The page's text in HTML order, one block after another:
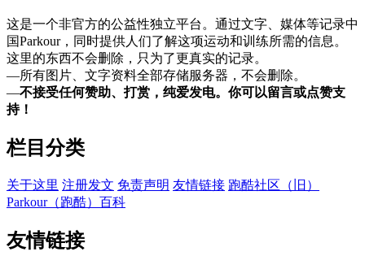
这是一个非官方的公益性独立平台。通过文字、媒体等记录中
国Parkour，同时提供人们了解这项运动和训练所需的信息。
这里的东西不会删除，只为了更真实的记录。
—所有图片、文字资料全部存储服务器，不会删除。
—不接受任何赞助、打赏，纯爱发电。你可以留言或点赞支
持！
栏目分类
关于这里 注册发文 免责声明 友情链接 跑酷社区（旧）
Parkour（跑酷）百科
友情链接